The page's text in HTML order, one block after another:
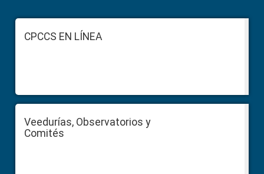
Sidebar
FooterCPCCS EN LÍNEA
Veedurías, Observatorios y
Comités